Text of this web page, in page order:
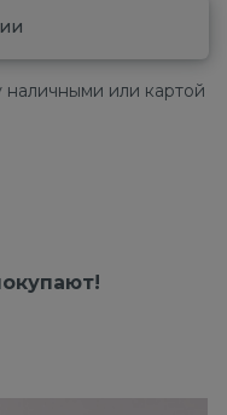
наличными или картой